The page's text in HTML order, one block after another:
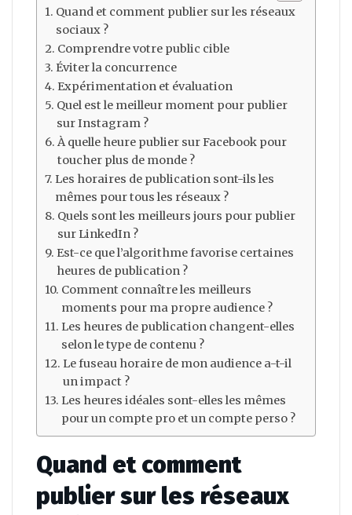
Quand et comment publier sur les réseaux
sociaux ?
Comprendre votre public cible
Éviter la concurrence
Expérimentation et évaluation
Quel est le meilleur moment pour publier
sur Instagram ?
À quelle heure publier sur Facebook pour
toucher plus de monde ?
Les horaires de publication sont-ils les
mêmes pour tous les réseaux ?
Quels sont les meilleurs jours pour publier
sur LinkedIn ?
Est-ce que l’algorithme favorise certaines
heures de publication ?
Comment connaître les meilleurs
moments pour ma propre audience ?
Les heures de publication changent-elles
selon le type de contenu ?
Le fuseau horaire de mon audience a-t-il
un impact ?
Les heures idéales sont-elles les mêmes
pour un compte pro et un compte perso ?
Quand et comment
publier sur les réseaux